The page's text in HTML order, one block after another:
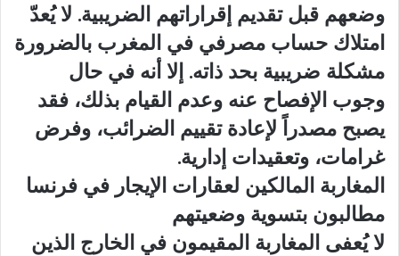
وضعهم قبل تقديم إقراراتهم الضريبية. لا يُعدّ
امتلاك حساب مصرفي في المغرب بالضرورة
مشكلة ضريبية بحد ذاته. إلا أنه في حال
وجوب الإفصاح عنه وعدم القيام بذلك، فقد
يصبح مصدراً لإعادة تقييم الضرائب، وفرض
غرامات، وتعقيدات إدارية.
المغاربة المالكين لعقارات الإيجار في فرنسا
مطالبون بتسوية وضعيتهم
لا يُعفى المغاربة المقيمون في الخارج الذين